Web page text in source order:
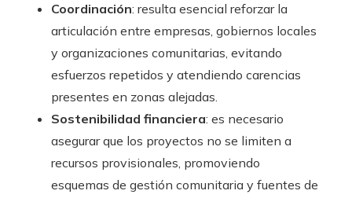
Coordinación: resulta esencial reforzar la
articulación entre empresas, gobiernos locales
y organizaciones comunitarias, evitando
esfuerzos repetidos y atendiendo carencias
presentes en zonas alejadas.
Sostenibilidad financiera: es necesario
asegurar que los proyectos no se limiten a
recursos provisionales, promoviendo
esquemas de gestión comunitaria y fuentes de